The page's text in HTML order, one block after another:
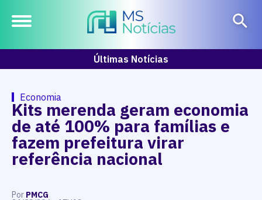
Últimas Notícias
Economia
Kits merenda geram economia
de até 100% para famílias e
fazem prefeitura virar
referência nacional
Por PMCG